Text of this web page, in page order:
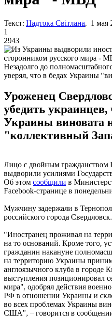
Текст: Надтока Світлана, 1 мая
1
2943
Незадолго до
уверял, что в бедах Украины
Уроженец
убедить украинцев,
Украины виновата
"коллективный
Лицо с двойным
выдворили усилиями
Об этом сообщили в
Facebook-странице в
Мужчину задержали в
российского города Свердловск.
"Иностранец проживал на
на то оснований. Кроме того,
гражданин накануне
на территорию Украины
англоязычного клуба в городе
выступления позиционировал
мира", одобрял действия
РФ в отношении Украины и
во всех проблемах Украины
США", – говорится в